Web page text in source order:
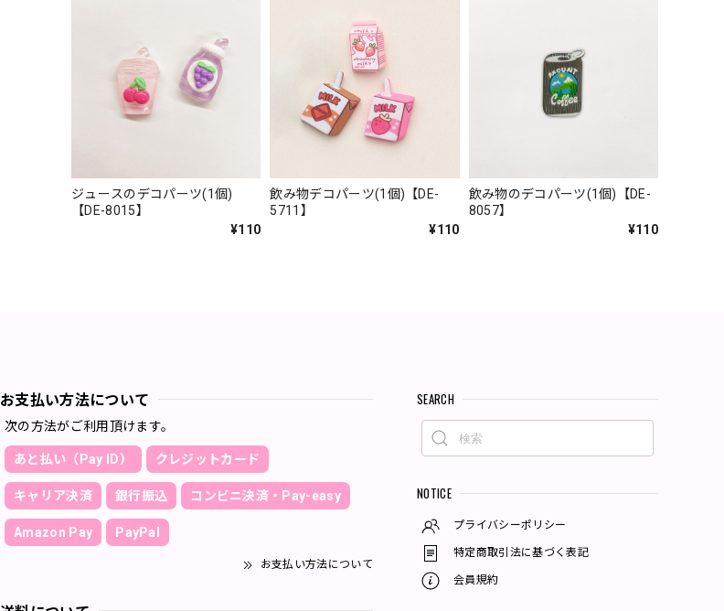
ジュースのデコパーツ(1個)
【DE-8015】
¥110
飲み物デコパーツ(1個)【DE-
5711】
¥110
飲み物のデコパーツ(1個)【DE-
8057】
¥110
お支払い方法について
次の方法がご利用頂けます。
あと払い（Pay ID） クレジットカード
キャリア決済 銀行振込 コンビニ決済・Pay-easy
Amazon Pay PayPal
お支払い方法について
SEARCH
NOTICE
プライバシーポリシー
特定商取引法に基づく表記
会員規約